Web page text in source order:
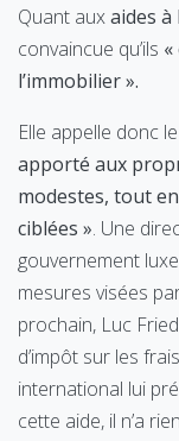
Quant auxaides à
convaincue qu’ils
l’immobilier ».
Elle appelle donc
apporté aux
modestes, tout
ciblées ». Une
gouvernement
mesures visées
prochain, Luc
d’impôt sur les
international lui
cette aide, il n’a